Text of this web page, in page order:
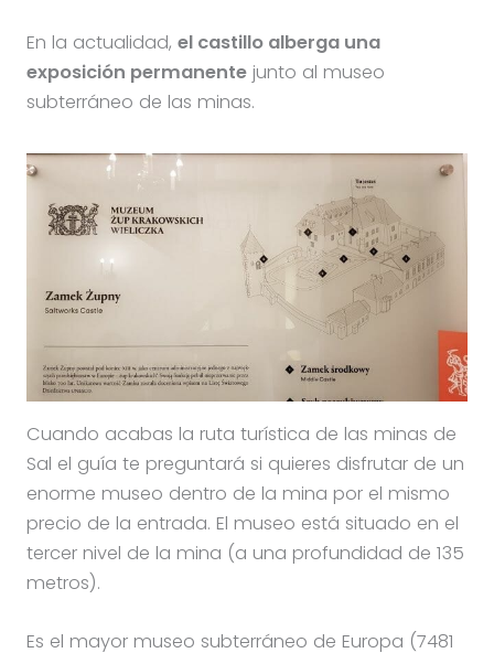
En la actualidad, el castillo alberga una
exposición permanentejunto al museo
subterráneo de las minas.
Cuando acabas la ruta turística de las minas de
Sal el guía te preguntará si quieres disfrutar de un
enorme museo dentro de la mina por el mismo
precio de la entrada. El museo está situado en el
tercer nivel de la mina (a una profundidad de 135
metros).
Es el mayor museo subterráneo de Europa (7481